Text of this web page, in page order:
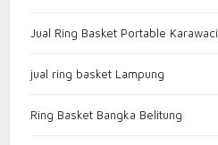
Jual Ring Basket Portable Karawaci
jual ring basket Lampung
Ring Basket Bangka Belitung